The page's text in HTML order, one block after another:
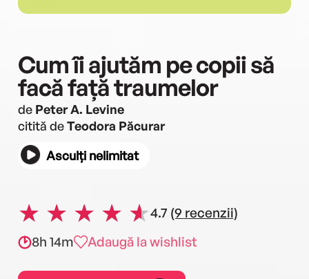
Cum îi ajutăm pe copii să
facă față traumelor
de Peter A. Levine
citită deTeodora Păcurar
Asculți nelimitat
4.7 (9 recenzii)
8h 14m
Adaugă la wishlist